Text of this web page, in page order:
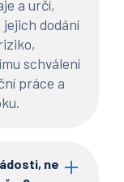
a určí,
dodání
schválení
práce a
ne